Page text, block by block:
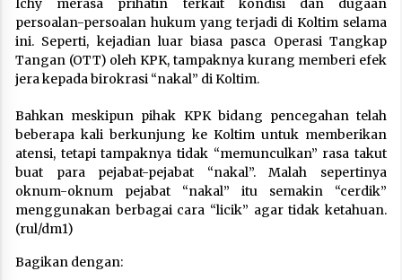
Ichy merasa prihatin terkait kondisi dan dugaan
persoalan-persoalan hukum yang terjadi di Koltim selama
ini. Seperti, kejadian luar biasa pasca Operasi Tangkap
Tangan (OTT) oleh KPK, tampaknya kurang memberi efek
jera kepada birokrasi “nakal” di Koltim.
Bahkan meskipun pihak KPK bidang pencegahan telah
beberapa kali berkunjung ke Koltim untuk memberikan
atensi, tetapi tampaknya tidak “memunculkan” rasa takut
buat para pejabat-pejabat “nakal”. Malah sepertinya
oknum-oknum pejabat “nakal” itu semakin “cerdik”
menggunakan berbagai cara “licik” agar tidak ketahuan.
(rul/dm1)
Bagikan dengan: